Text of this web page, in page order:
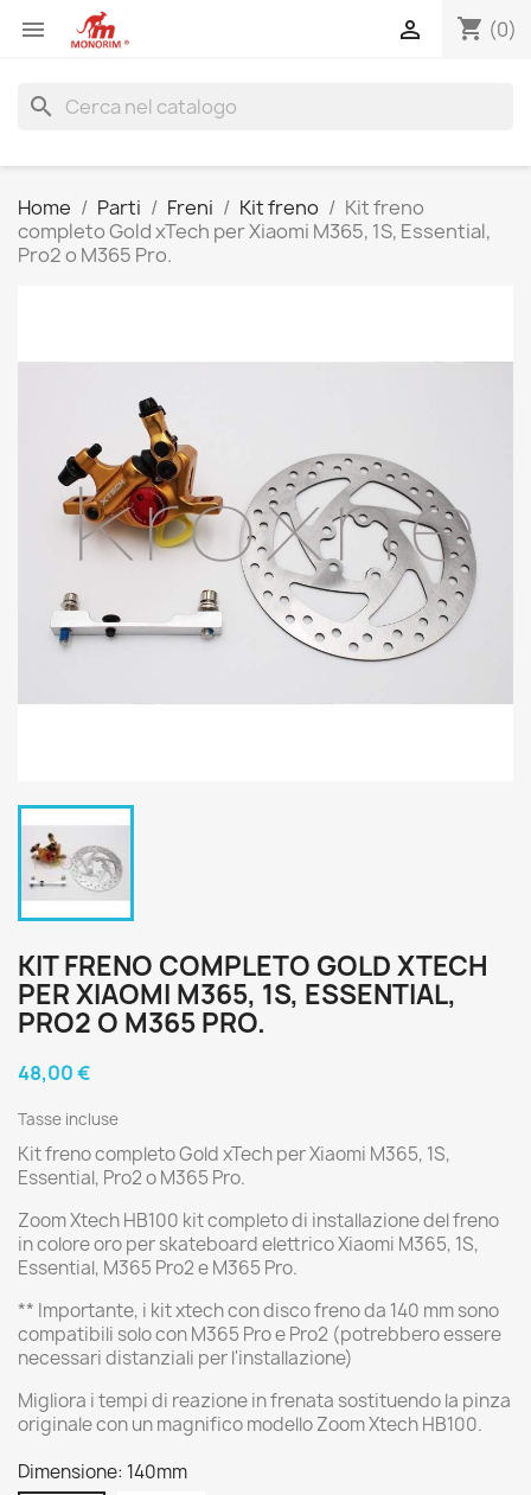
 shopping_cart (0)

search
Home Parti Freni Kit freno
Kit freno
completo Gold xTech per Xiaomi M365, 1S, Essential,
Pro2 o M365 Pro.
KIT FRENO COMPLETO GOLD XTECH
PER XIAOMI M365, 1S, ESSENTIAL,
PRO2 O M365 PRO.
48,00 €
Tasse incluse
Kit freno completo Gold xTech per Xiaomi M365, 1S,
Essential, Pro2 o M365 Pro.
Zoom Xtech HB100 kit completo di installazione del freno
in colore oro per skateboard elettrico Xiaomi M365, 1S,
Essential, M365 Pro2 e M365 Pro.
** Importante, i kit xtech con disco freno da 140 mm sono
compatibili solo con M365 Pro e Pro2 (potrebbero essere
necessari distanziali per l'installazione)
Migliora i tempi di reazione in frenata sostituendo la pinza
originale con un magnifico modello Zoom Xtech HB100.
Dimensione: 140mm